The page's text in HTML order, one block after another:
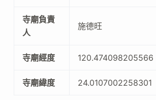
寺廟負責
人
施德旺
寺廟經度 120.474098205566
寺廟緯度 24.0107002258301